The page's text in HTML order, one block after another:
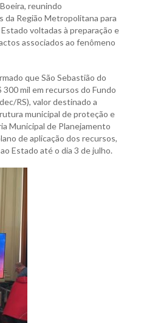
reunindo
Região Metropolitana para
voltadas à preparação e
associados ao fenômeno
que São Sebastião do
mil em recursos do Fundo
RS), valor destinado a
municipal de proteção e
Municipal de Planejamento
de aplicação dos recursos,
Estado até o dia 3 de julho.